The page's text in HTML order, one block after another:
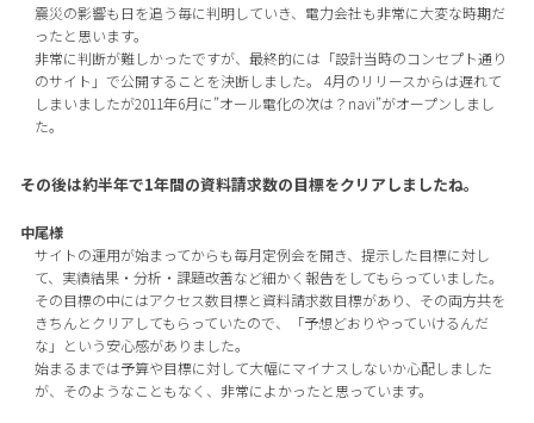
震災の影響も日を追う毎に判明していき、電力会社も非常に大変な時期だ
ったと思います。
非常に判断が難しかったですが、最終的には「設計当時のコンセプト通り
のサイト」で公開することを決断しました。 4月のリリースからは遅れて
しまいましたが2011年6月に”オール電化の次は？navi”がオープンしまし
た。
その後は約半年で1年間の資料請求数の目標をクリアしましたね。
中尾様
サイトの運用が始まってからも毎月定例会を開き、提示した目標に対し
て、実績結果・分析・課題改善など細かく報告をしてもらっていました。
その目標の中にはアクセス数目標と資料請求数目標があり、その両方共を
きちんとクリアしてもらっていたので、「予想どおりやっていけるんだ
な」という安心感がありました。
始まるまでは予算や目標に対して大幅にマイナスしないか心配しました
が、そのようなこともなく、非常によかったと思っています。